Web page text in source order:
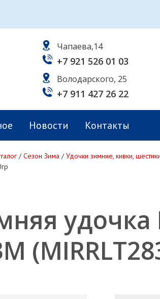
Чапаева,14
+7 921 526 01 03
Володарского, 25
+7 911 427 26 22
Новости Контакты
/Сезон Зима /Удочки зимние, кивки, шестики
удочка